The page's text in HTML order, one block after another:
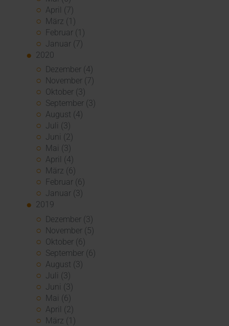
April (7)
März (1)
Februar (1)
Januar (7)
2020
Dezember (4)
November (7)
Oktober (3)
September (3)
August (4)
Juli (3)
Juni (2)
Mai (3)
April (4)
März (6)
Februar (6)
Januar (3)
2019
Dezember (3)
November (5)
Oktober (6)
September (6)
August (3)
Juli (3)
Juni (3)
Mai (6)
April (2)
März (1)